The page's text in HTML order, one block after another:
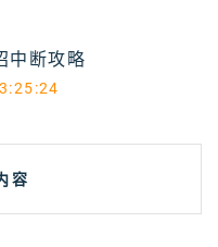
中断攻略
容